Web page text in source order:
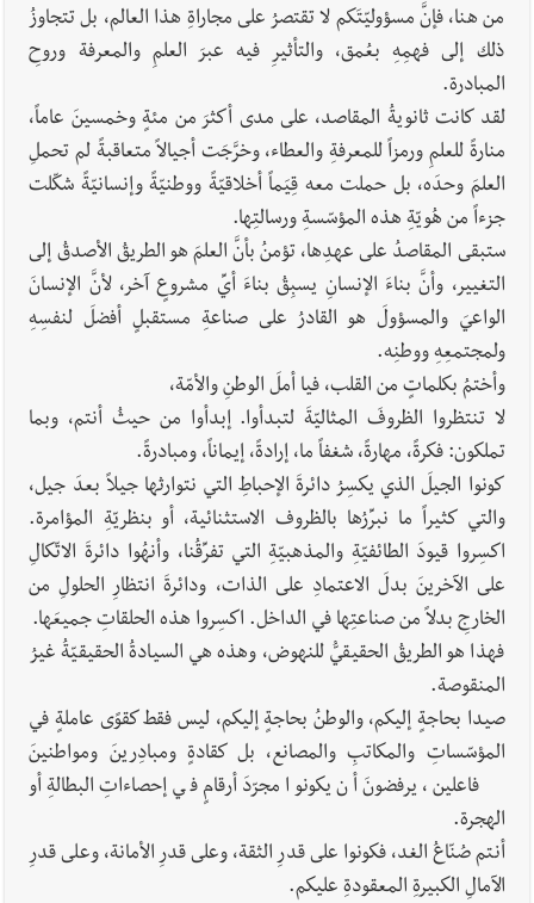
من هنا، فإنَّ مسؤوليّتَكم لا تقتصرُ على مجاراةِ هذا العالم، بل تتجاوزُ
ذلك إلى فهمِهِ بعُمق، والتأثيرِ فيه عبرَ العلمِ والمعرفة وروحِ
المبادرة.
لقد كانت ثانويةُ المقاصد، على مدى أكثرَ من مئةٍ وخمسينَ عاماً،
منارةً للعلمِ ورمزاً للمعرفةِ والعطاء، وخرَّجَت أجيالاً متعاقبةً لم تحملِ
العلمَ وحدَه، بل حملت معه قِيَماً أخلاقيّةً ووطنيّةً وإنسانيّةً شكّلت
جزءاً من هُويّةِ هذه المؤسّسةِ ورسالتِها.
ستبقى المقاصدُ على عهدِها، تؤمنُ بأنَّ العلمَ هو الطريقُ الأصدقُ إلى
التغيير، وأنَّ بناءَ الإنسانِ يسبِقُ بناءَ أيِّ مشروعٍ آخر، لأنَّ الإنسانَ
الواعيَ والمسؤولَ هو القادرُ على صناعةِ مستقبلٍ أفضلَ لنفسِهِ
ولمجتمعِهِ ووطنِه.
وأختمُ بكلماتٍ من القلب، فيا أملَ الوطنِ والأمّة،
لا تنتظروا الظروفَ المثاليّةَ لتبدأوا. إبدأوا من حيثُ أنتم، وبما
تملكون: فكرةً، مهارةً، شغفاً ما، إرادةً، إيماناً، ومبادرةً.
كونوا الجيلَ الذي يكسِرُ دائرةَ الإحباطِ التي نتوارثها جيلاً بعدَ جيل،
والتي كثيراً ما نبرِّرُها بالظروف الاستثنائية، أو بنظريّةِ المؤامرة.
اكسِروا قيودَ الطائفيّةِ والمذهبيّةِ التي تفرِّقُنا، وأنهُوا دائرةَ الاتّكالِ
على الآخرينَ بدلَ الاعتمادِ على الذات، ودائرةَ انتظارِ الحلولِ من
الخارجِ بدلاً من صناعتِها في الداخل. اكسِروا هذه الحلقاتِ جميعَها.
فهذا هو الطريقُ الحقيقيُّ للنهوض، وهذه هي السيادةُ الحقيقيّةُ غيرُ
المنقوصة.
صيدا بحاجةٍ إليكم، والوطنُ بحاجةٍ إليكم، ليس فقط كقوًى عاملةٍ في
المؤسّساتِ والمكاتبِ والمصانع، بل كقادةٍ ومبادِرينَ ومواطنينَ
فاعلين، يرفضونَ أن يكونوا مجرّدَ أرقامٍ في إحصاءاتِ البطالةِ أو
الهجرة.
أنتم صُنّاعُ الغد، فكونوا على قدرِ الثقة، وعلى قدرِ الأمانة، وعلى قدرِ
الآمالِ الكبيرةِ المعقودةِ عليكم.